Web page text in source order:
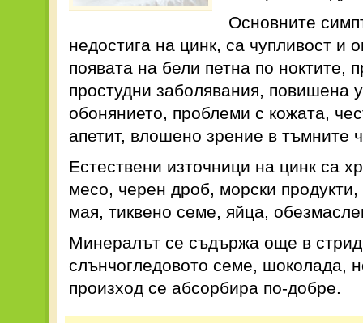
Основните
недостига на цинк, са чупливост и
появата на бели петна по ноктите,
простудни заболявания, повишена
обонянието, проблеми с кожата,
апетит, влошено зрение в тъмните
Естествени източници на цинк са
месо, черен дроб, морски
мая, тиквено семе, яйца,
Минералът се съдържа още в
слънчогледовото семе, шоколада,
произход се абсорбира по-добре.